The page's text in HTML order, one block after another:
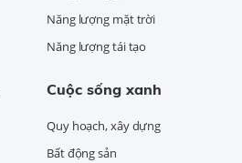
Năng lượng mặt trời
Năng lượng tái tạo
Cuộc sống xanh
Quy hoạch, xây dựng
Bất động sản